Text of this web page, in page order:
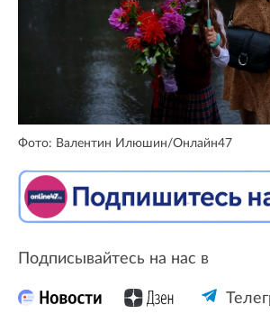
Фото: Валентин Илюшин/Онлайн47
Подписывайтесь на нас в